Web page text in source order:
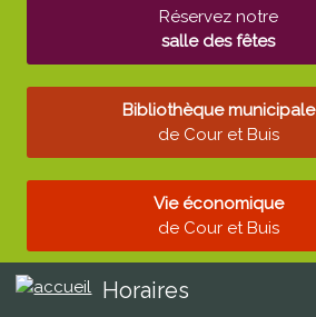
Réservez notre
salle des fêtes
Bibliothèque municipale
de Cour et Buis
Vie économique
de Cour et Buis
Horaires